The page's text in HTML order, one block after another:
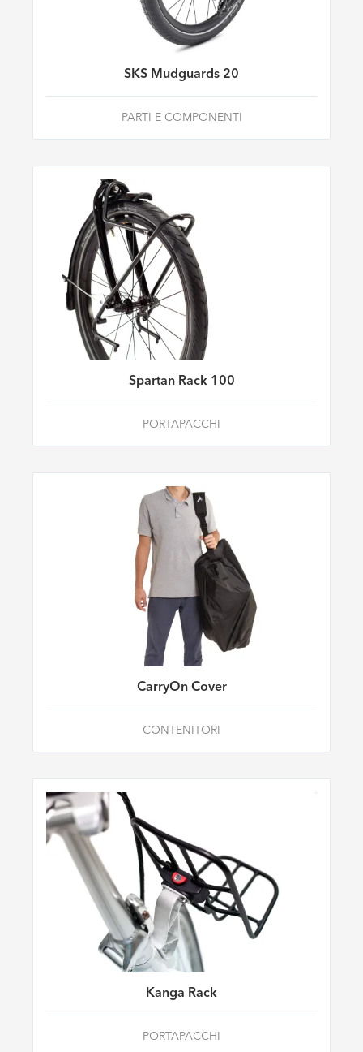
SKS Mudguards 20
PARTI E COMPONENTI
Spartan Rack 100
PORTAPACCHI
CarryOn Cover
CONTENITORI
Kanga Rack
PORTAPACCHI